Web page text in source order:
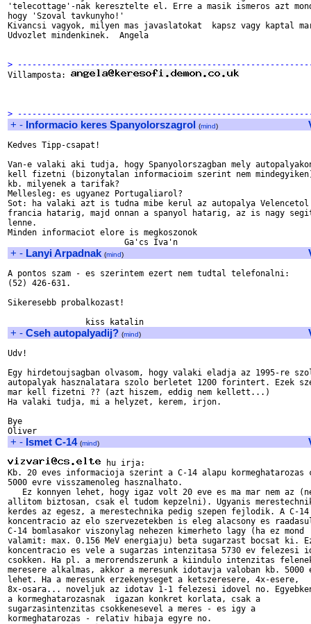
'telecottage'-nak keresztelte el. Erre a masik ismeros azt
hogy 'Szoval tavkunyho!'
Kivancsi vagyok, milyen mas javaslatokat  kapsz vagy kaptal
Udvozlet mindenkinek.  Angela
>
Villamposta:
>
+ - Informacio keres Spanyolorszagrol (mind)
Kedves Tipp-csapat!
Van-e valaki aki tudja, hogy Spanyolorszagban mely
kell fizetni (bizonytalan informacioim szerint nem
kb. milyenek a tarifak?
Mellesleg: es ugyanez Portugaliarol?
Sot: ha valaki azt is tudna mibe kerul az autopalya
francia hatarig, majd onnan a spanyol hatarig, az is nagy
lenne.
Minden informaciot elore is megkoszonok
+ - Lanyi Arpadnak (mind)
A pontos szam - es szerintem ezert nem tudtal telefonalni:
(52) 426-631.
Sikeresebb probalkozast!
+ - Cseh autopalyadij? (mind)
Udv!
Egy hirdetoujsagban olvasom, hogy valaki eladja az 1995-re
autopalyak hasznalatara szolo berletet 1200 forintert. Ezek
mar kell fizetni ?? (azt hiszem, eddig nem kellett...)
Ha valaki tudja, mi a helyzet, kerem, irjon.
Bye
+ - Ismet C-14 (mind)
hu irja:
Kb. 20 eves informacioja szerint a C-14 alapu kormeghatarozas
5000 evre visszamenoleg hasznalhato.
Ez konnyen lehet, hogy igaz volt 20 eve es ma mar nem az
allitom biztosan, csak el tudom kepzelni). Ugyanis
kerdes az egesz, a merestechnika pedig szepen fejlodik. A C-
koncentracio az elo szervezetekben is eleg alacsony es
C-14 bomlasakor viszonylag nehezen kimerheto lagy (ha ez mond
valamit: max. 0.156 MeV energiaju) beta sugarzast bocsat ki.
koncentracio es vele a sugarzas intenzitasa 5730 ev felezesi
csokken. Ha pl. a merorendszerunk a kiindulo intenzitas
meresere alkalmas, akkor a meresunk idotavja valoban kb.
lehet. Ha a meresunk erzekenyseget a ketszeresere, 4x-esere,
8x-osara... noveljuk az idotav 1-1 felezesi idovel no.
a kormeghatarozasnak  igazan konkret korlata, csak a
sugarzasintenzitas csokkenesevel a meres - es igy a
kormeghatarozas - relativ hibaja egyre no.